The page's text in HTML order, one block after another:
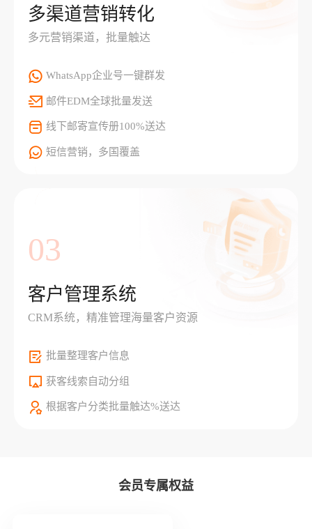
多渠道营销转化
多元营销渠道，批量触达
WhatsApp企业号一键群发
邮件EDM全球批量发送
线下邮寄宣传册100%送达
短信营销，多国覆盖
03
客户管理系统
CRM系统，精准管理海量客户资源
批量整理客户信息
获客线索自动分组
根据客户分类批量触达%送达
会员专属权益